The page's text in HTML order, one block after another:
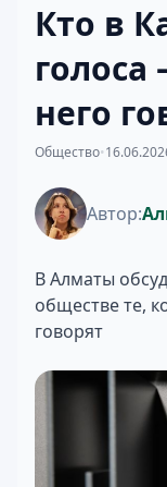
Кто в
него
Общество•
Автор:
В Алматы
обществе те,
говорят